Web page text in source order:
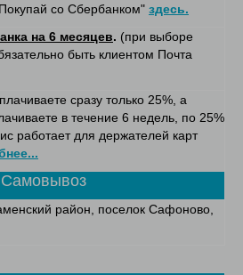
со Сбербанком" здесь.
на 6 месяцев. (при выборе
быть клиентом Почта
сразу только 25%, а
в течение 6 недель, по 25%
работает для держателей карт
Самовывоз
район, поселок Сафоново,